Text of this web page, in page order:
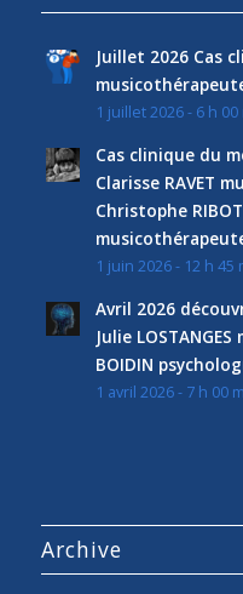
Juillet 2026 Cas
musicothérapeute
1 juillet 2026 - 6 h 00
Cas clinique du
Clarisse RAVET
Christophe
1 juin 2026 - 12 h 45
Avril 2026
Julie
BOIDIN
1 avril 2026 - 7 h 00
Archive